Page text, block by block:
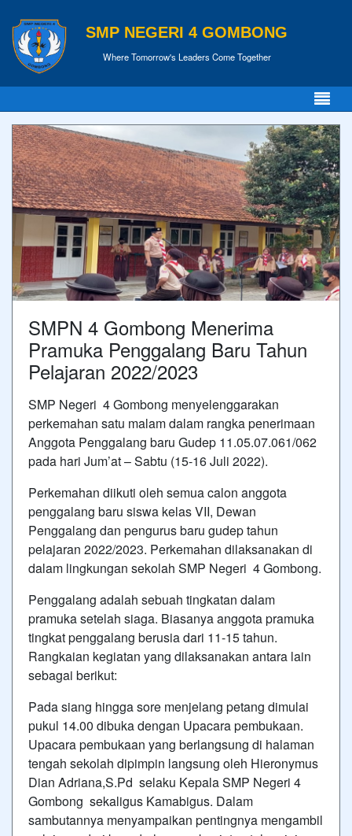
SMP NEGERI 4 GOMBONG
Where Tomorrow's Leaders Come Together
SMPN 4 Gombong Menerima
Pramuka Penggalang Baru Tahun
Pelajaran 2022/2023
SMP Negeri 4 Gombong menyelenggarakan
perkemahan satu malam dalam rangka penerimaan
Anggota Penggalang baru Gudep 11.05.07.061/062
pada hari Jum’at – Sabtu (15-16 Juli 2022).
Perkemahan diikuti oleh semua calon anggota
penggalang baru siswa kelas VII, Dewan
Penggalang dan pengurus baru gudep tahun
pelajaran 2022/2023. Perkemahan dilaksanakan di
dalam lingkungan sekolah SMP Negeri 4 Gombong.
Penggalang adalah sebuah tingkatan dalam
pramuka setelah siaga. Biasanya anggota pramuka
tingkat penggalang berusia dari 11-15 tahun.
Rangkaian kegiatan yang dilaksanakan antara lain
sebagai berikut:
Pada siang hingga sore menjelang petang dimulai
pukul 14.00 dibuka dengan Upacara pembukaan.
Upacara pembukaan yang berlangsung di halaman
tengah sekolah dipimpin langsung oleh Hieronymus
Dian Adriana,S.Pd selaku Kepala SMP Negeri 4
Gombong sekaligus Kamabigus. Dalam
sambutannya menyampaikan pentingnya mengambil